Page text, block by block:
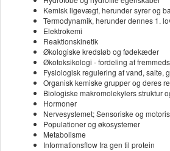
Kemisk ligevægt, herunder syrer og
Termodynamik, herunder dennes 1.
Elektrokemi
Reaktionskinetik
Økologiske kredsløb og fødekæder
Økotoksikologi - fordeling af
Fysiologisk regulering af vand, salte,
Organisk kemiske grupper og deres
Biologiske makromolekylers struktur
Hormoner
Nervesystemet; Sensoriske og
Populationer og økosystemer
Metabolisme
Informationsflow fra gen til protein